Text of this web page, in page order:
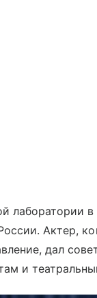
лаборатории в
Актер,
дал
и